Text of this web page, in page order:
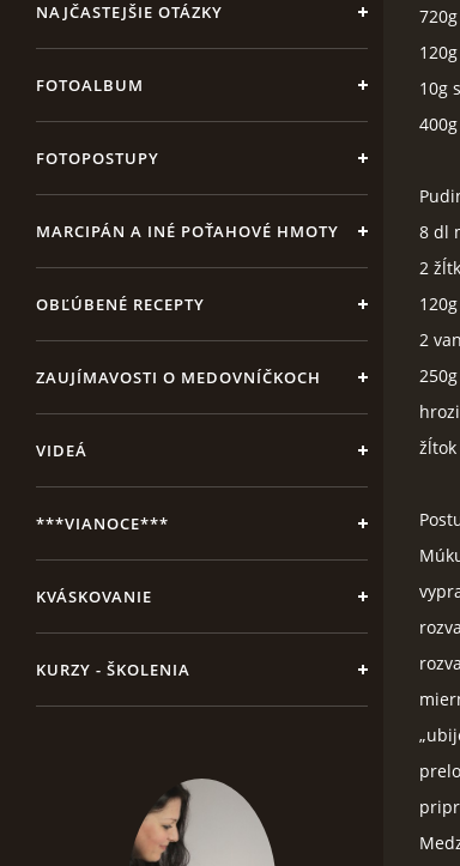
NAJČASTEJŠIE OTÁZKY
FOTOALBUM
FOTOPOSTUPY
MARCIPÁN A INÉ POŤAHOVÉ HMOTY
OBĽÚBENÉ RECEPTY
ZAUJÍMAVOSTI O MEDOVNÍČKOCH
VIDEÁ
***VIANOCE***
KVÁSKOVANIE
KURZY - ŠKOLENIA
10g
8 dl
2
2